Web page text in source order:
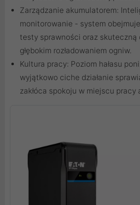
Zarządzanie akumulatorem:
monitorowanie - system
testy sprawności oraz skuteczną
głębokim rozładowaniem ogniw.
Kultura pracy: Poziom hałasu
wyjątkowo ciche działanie
zakłóca spokoju w miejscu pracy